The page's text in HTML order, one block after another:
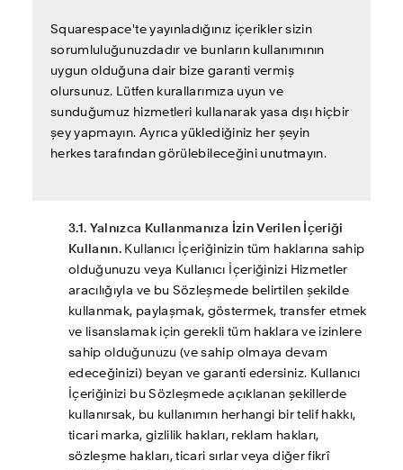
Squarespace'te yayınladığınız içerikler sizin
sorumluluğunuzdadır ve bunların kullanımının
uygun olduğuna dair bize garanti vermiş
olursunuz. Lütfen kurallarımıza uyun ve
sunduğumuz hizmetleri kullanarak yasa dışı hiçbir
şey yapmayın. Ayrıca yüklediğiniz her şeyin
herkes tarafından görülebileceğini unutmayın.
3.1. Yalnızca Kullanmanıza İzin Verilen İçeriği
Kullanın. Kullanıcı İçeriğinizin tüm haklarına sahip
olduğunuzu veya Kullanıcı İçeriğinizi Hizmetler
aracılığıyla ve bu Sözleşmede belirtilen şekilde
kullanmak, paylaşmak, göstermek, transfer etmek
ve lisanslamak için gerekli tüm haklara ve izinlere
sahip olduğunuzu (ve sahip olmaya devam
edeceğinizi) beyan ve garanti edersiniz. Kullanıcı
İçeriğinizi bu Sözleşmede açıklanan şekillerde
kullanırsak, bu kullanımın herhangi bir telif hakkı,
ticari marka, gizlilik hakları, reklam hakları,
sözleşme hakları, ticari sırlar veya diğer fikrî